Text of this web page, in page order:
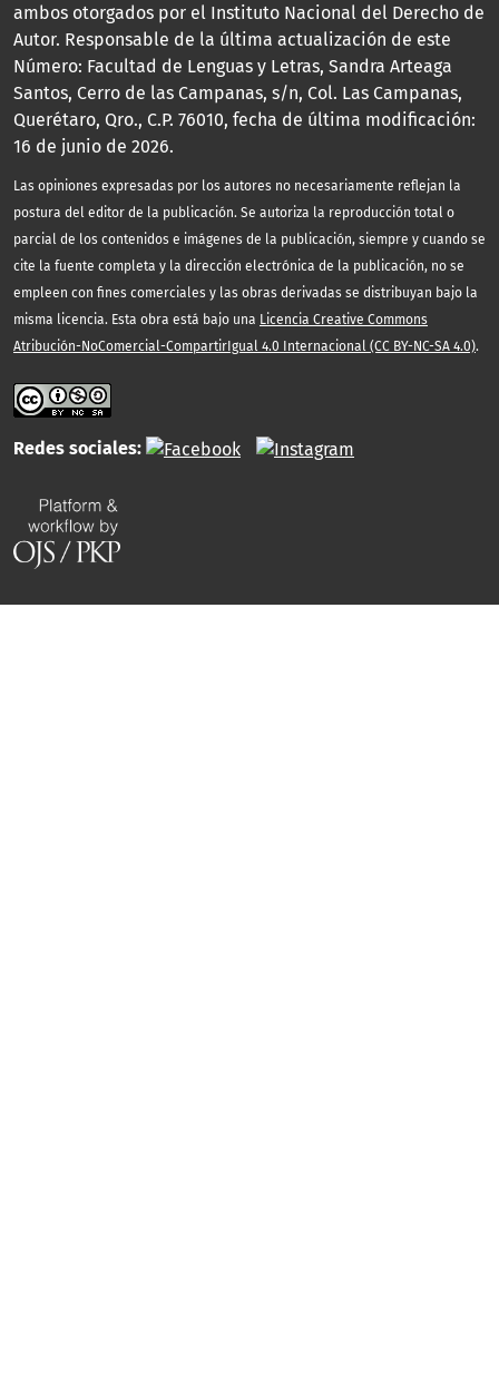
ambos otorgados por el Instituto Nacional del Derecho de
Autor. Responsable de la última actualización de este
Número: Facultad de Lenguas y Letras, Sandra Arteaga
Santos, Cerro de las Campanas, s/n, Col. Las Campanas,
Querétaro, Qro., C.P. 76010, fecha de última modificación:
16 de junio de 2026.
Las opiniones expresadas por los autores no necesariamente reflejan la
postura del editor de la publicación. Se autoriza la reproducción total o
parcial de los contenidos e imágenes de la publicación, siempre y cuando se
cite la fuente completa y la dirección electrónica de la publicación, no se
empleen con fines comerciales y las obras derivadas se distribuyan bajo la
misma licencia. Esta obra está bajo una Licencia Creative Commons
Atribución-NoComercial-CompartirIgual 4.0 Internacional (CC BY-NC-SA 4.0).
Redes sociales: